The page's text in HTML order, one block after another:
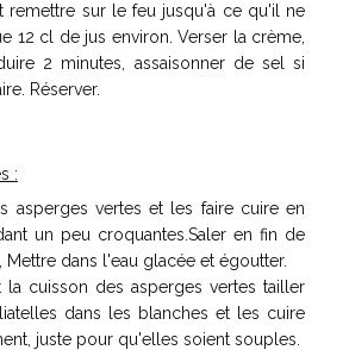
remettre sur le feu jusqu'à ce qu'il ne
12 cl de jus environ. Verser la crème,
2 minutes, assaisonner de sel si
Réserver.
:
asperges vertes et les faire cuire en
un peu croquantes.Saler en fin de
Mettre dans l'eau glacée et égoutter.
la cuisson des asperges vertes tailler
dans les blanches et les cuire
juste pour qu'elles soient souples.